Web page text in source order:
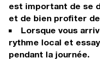
est important de se
et de bien profiter
Lorsque vous
rythme local et
pendant la journée.